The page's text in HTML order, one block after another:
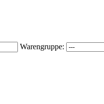
Warengruppe: